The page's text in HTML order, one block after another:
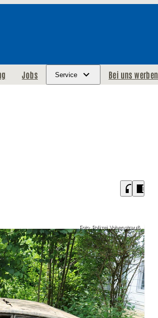
Jobs Service Bei uns werben
headphones chrome_reader_mode
Foto: Polizei Vohenstrauß